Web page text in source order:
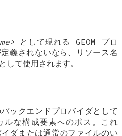
として現れる GEOM プロ
義されないなら、リソース名
して使用されます。
ックエンドプロバイダとして
ルな構成要素へのポス。これ
イダまたは通常のファイルのい